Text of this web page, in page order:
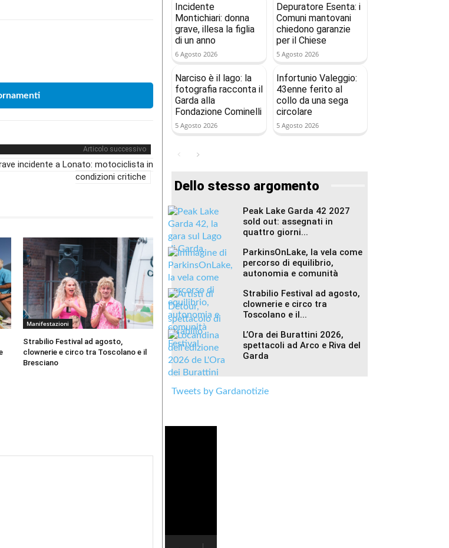
Articolo successivo
incidente a Lonato: motociclista in
condizioni critiche
Manifestazioni
Strabilio Festival ad agosto,
clownerie e circo tra Toscolano e il
Bresciano
Incidente
Montichiari: donna
grave, illesa la figlia
di un anno
6 Agosto 2026
Depuratore Esenta: i
Comuni mantovani
chiedono garanzie
per il Chiese
5 Agosto 2026
Narciso è il lago: la
fotografia racconta il
Garda alla
Fondazione Cominelli
5 Agosto 2026
Infortunio Valeggio:
43enne ferito al
collo da una sega
circolare
5 Agosto 2026
Dello stesso argomento
Peak Lake Garda 42 2027
sold out: assegnati in
quattro giorni...
ParkinsOnLake, la vela come
percorso di equilibrio,
autonomia e comunità
Strabilio Festival ad agosto,
clownerie e circo tra
Toscolano e il...
L’Ora dei Burattini 2026,
spettacoli ad Arco e Riva del
Garda
Tweets by Gardanotizie